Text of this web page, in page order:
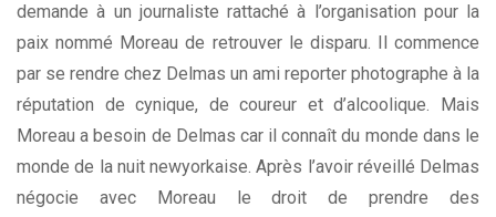
demande à un journaliste rattaché à l’organisation pour la
paix nommé Moreau de retrouver le disparu. Il commence
par se rendre chez Delmas un ami reporter photographe à la
réputation de cynique, de coureur et d’alcoolique. Mais
Moreau a besoin de Delmas car il connaît du monde dans le
monde de la nuit newyorkaise. Après l’avoir réveillé Delmas
négocie avec Moreau le droit de prendre des